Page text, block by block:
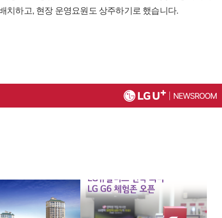
치하고, 현장 운영요원도 상주하기로 했습니다.